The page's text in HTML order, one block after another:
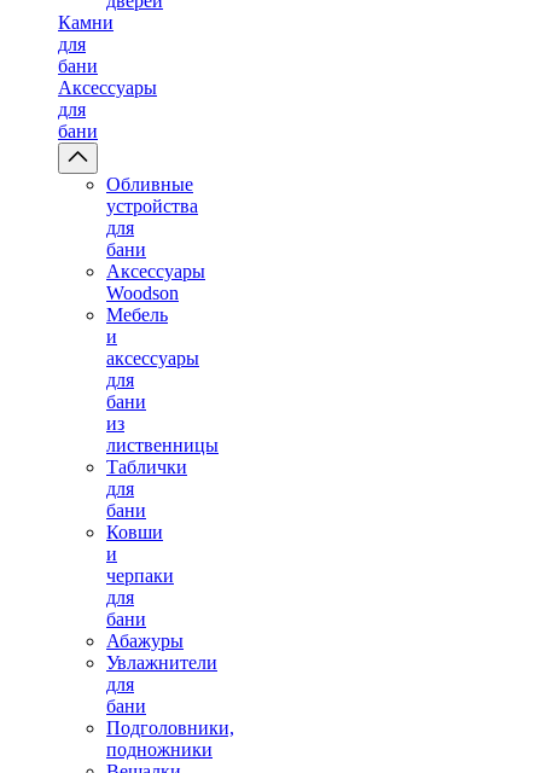
Камни
для
бани
Аксессуары
для
бани
Обливные
устройства
для
бани
Аксессуары
Woodson
Мебель
и
аксессуары
для
бани
из
лиственницы
Таблички
для
бани
Ковши
и
черпаки
для
бани
Абажуры
Увлажнители
для
бани
Подголовники,
подножники